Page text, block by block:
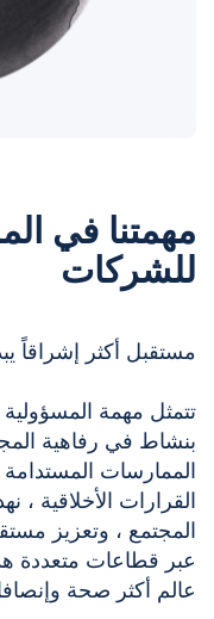
مهمتنا في
للشركات
مستقبل أكثر إشراقاً
تتمثل مهمة
بنشاط في رفاهية
الممارسات المستدامة
القرارات الأخلاقية
المجتمع ، وتعزيز
عبر قطاعات متعددة
عالم أكثر صحة